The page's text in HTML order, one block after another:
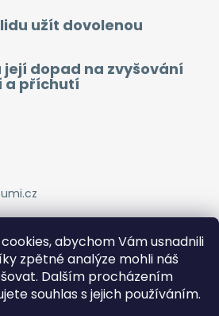
abychom Vám usnadnili
zpětné analýze mohli náš
Dalším procházením
souhlas s jejich používáním.
užít dovolenou
dopad na zvyšování
a příchutí